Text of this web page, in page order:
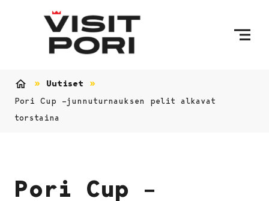
Uutiset
Pori Cup –junnuturnauksen pelit alkavat
torstaina
Pori Cup –